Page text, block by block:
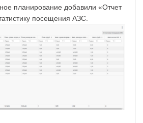
планирование добавили «Отчет
посещения АЗС.